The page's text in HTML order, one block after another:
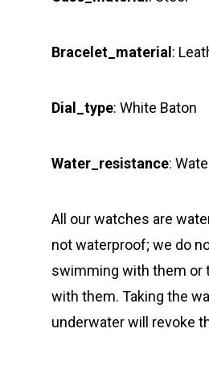
Bracelet_material:
Dial_type: White Baton
Water_resistance:
All our watches are
not waterproof; we do
swimming with them or
with them. Taking the
underwater will revoke